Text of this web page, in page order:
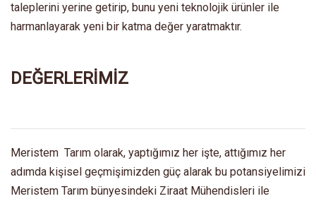
taleplerini yerine getirip, bunu yeni teknolojik ürünler ile
harmanlayarak yeni bir katma değer yaratmaktır.
DEĞERLERİMİZ
Meristem Tarım olarak, yaptığımız her işte, attığımız her
adımda kişisel geçmişimizden güç alarak bu potansiyelimizi
Meristem Tarım bünyesindeki Ziraat Mühendisleri ile